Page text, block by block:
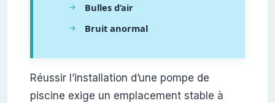
Bulles d’air
Bruit anormal
Réussir l’installation d’une pompe de
piscine exige un emplacement stable à